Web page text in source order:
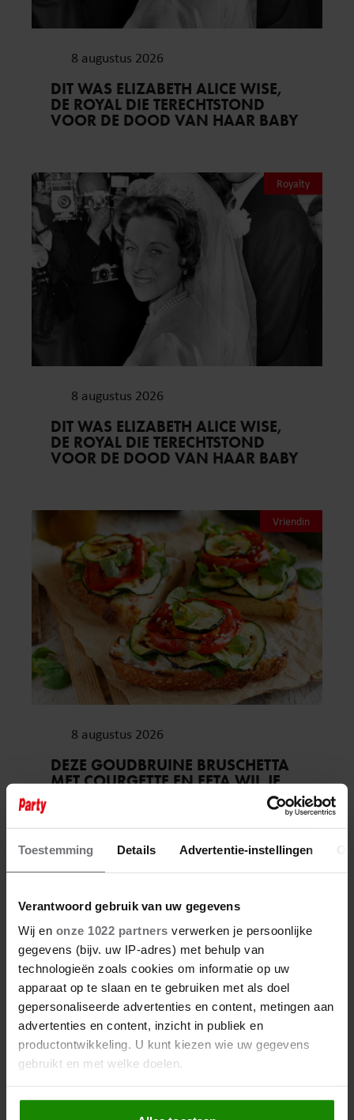
Toestemming Details Advertentie-instellingen
Verantwoord gebruik van uw gegevens
Wij en onze 1022 partners verwerken je persoonlijke
gegevens (bijv. uw IP-adres) met behulp van
technologieën zoals cookies om informatie op uw
apparaat op te slaan en te gebruiken met als doel
gepersonaliseerde advertenties en content, metingen aan
advertenties en content, inzicht in publiek en
productontwikkeling. U kunt kiezen wie uw gegevens
gebruikt en met welke doelen.
Als u het toestaat, willen we ook graag:
8 augustus 2026
DIT WAS ELIZABETH ALICE WISE,
DE ROYAL DIE TERECHTSTOND
VOOR DE DOOD VAN HAAR BABY
Royalty
8 augustus 2026
DIT WAS ELIZABETH ALICE WISE,
DE ROYAL DIE TERECHTSTOND
VOOR DE DOOD VAN HAAR BABY
Vriendin
8 augustus 2026
DEZE GOUDBRUINE BRUSCHETTA
MET COURGETTE EN FETA WIL JE
Sante
8 augustus 2026
DÍT IS WAAROM TRAPLOPEN ZO